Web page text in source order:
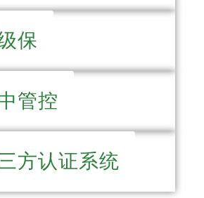
保
管控
方认证系统